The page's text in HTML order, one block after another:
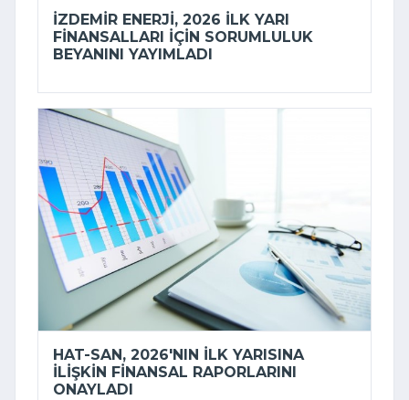
İZDEMİR ENERJI, 2026 ILK YARI
FINANSALLARI IÇIN SORUMLULUK
BEYANINI YAYIMLADI
HAT-SAN, 2026'NIN ILK YARISINA
ILIŞKIN FINANSAL RAPORLARINI
ONAYLADI